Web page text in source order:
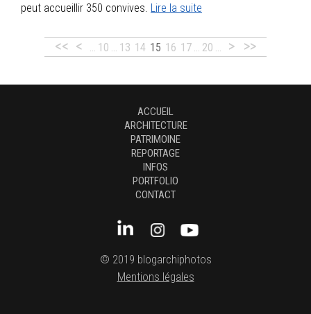
peut accueillir 350 convives. Lire la suite
<< < … 10 … 13 14 15 16 17 … 20 … > >>
ACCUEIL
ARCHITECTURE
PATRIMOINE
REPORTAGE
INFOS
PORTFOLIO
CONTACT
© 2019 blogarchiphotos
Mentions légales